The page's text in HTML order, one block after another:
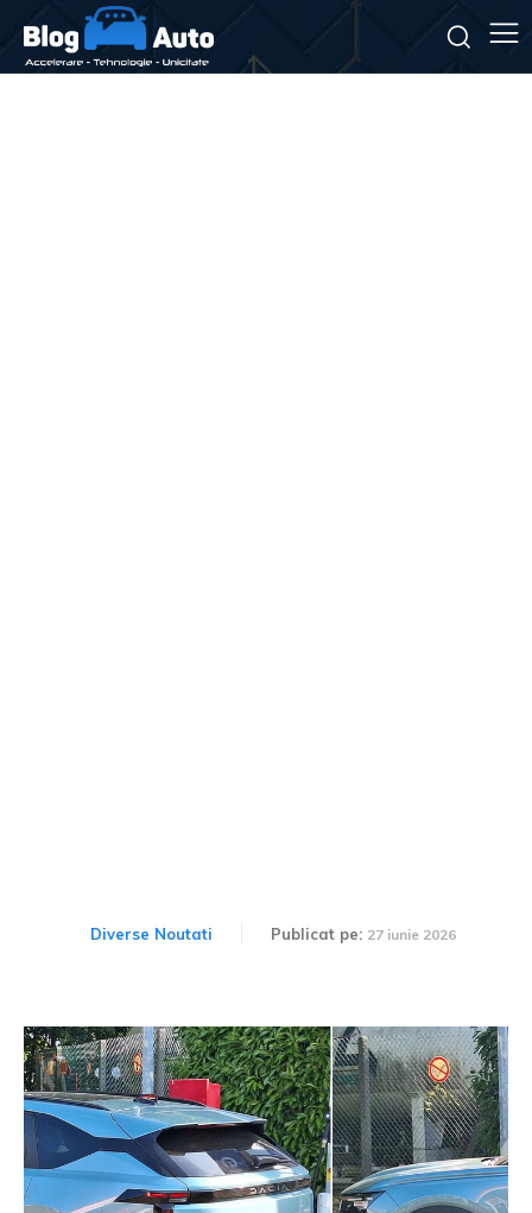
Diverse Noutati Publicat pe: 27 iunie 2026